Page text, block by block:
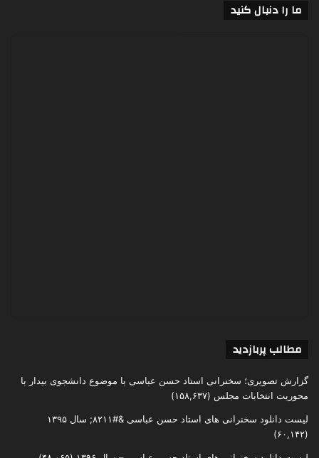
ما را دنبال کنید
مطالب پربازدید
گزارش تصویری؛ سخنرانی استاد حسن عباسی با موضوع دانشجوی بیدار با
محوریت انتخابات مجلس (۱۵۸,۶۳۷)
لیست دانلود سخنرانی های استاد حسن عباسی &#۸۲۱۱; سال ۱۳۹۵
(۶۰,۱۴۲)